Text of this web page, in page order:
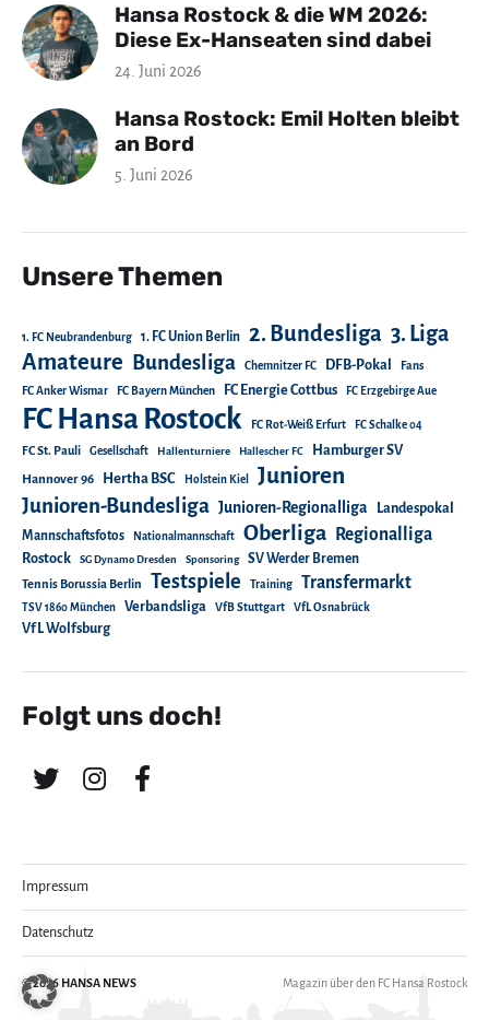
Hansa Rostock & die WM 2026:
Diese Ex-Hanseaten sind dabei
24. Juni 2026
Hansa Rostock: Emil Holten bleibt
an Bord
5. Juni 2026
Unsere Themen
1. FC Neubrandenburg 1. FC Union Berlin 2. Bundesliga 3. Liga
Amateure Bundesliga Chemnitzer FC DFB-Pokal Fans
FC Anker Wismar FC Bayern München FC Energie Cottbus FC Erzgebirge Aue
FC Hansa Rostock FC Rot-Weiß Erfurt FC Schalke 04
FC St. Pauli Gesellschaft Hallenturniere Hallescher FC Hamburger SV
Hannover 96 Hertha BSC Holstein Kiel Junioren
Junioren-Bundesliga Junioren-Regionalliga
Landespokal
Mannschaftsfotos
Nationalmannschaft Oberliga Regionalliga
Rostock SG Dynamo Dresden Sponsoring SV Werder Bremen
Tennis Borussia Berlin Testspiele Training Transfermarkt
TSV 1860 München Verbandsliga VfB Stuttgart VfL Osnabrück
VfL Wolfsburg
Folgt uns doch!
Impressum
Datenschutz
© 2026 HANSA NEWS Magazin über den FC Hansa Rostock